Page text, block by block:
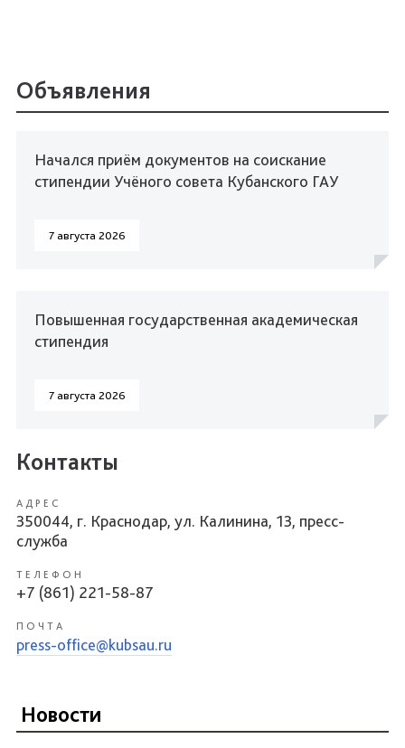
Объявления
Начался приём документов на соискание
стипендии Учёного совета Кубанского ГАУ
7 августа 2026
Повышенная государственная академическая
стипендия
7 августа 2026
Контакты
АДРЕС
350044, г. Краснодар, ул. Калинина, 13, пресс-
служба
ТЕЛЕФОН
+7 (861) 221-58-87
ПОЧТА
press-office@kubsau.ru
Новости